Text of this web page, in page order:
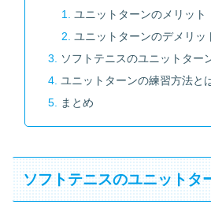
ユニットターンのメリット
ユニットターンのデメリッ
ソフトテニスのユニットター
ユニットターンの練習方法と
まとめ
ソフトテニスのユニットタ